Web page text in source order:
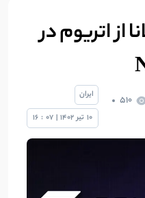
از اتریوم در
510
ایران
10 تیر 1402
|
07
:
16